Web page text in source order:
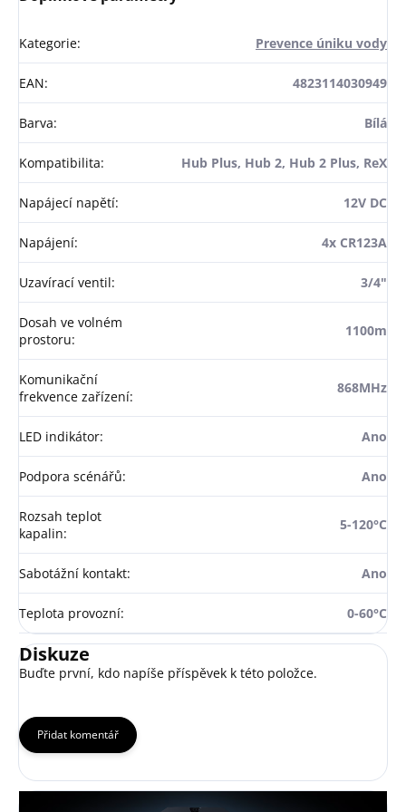
Kategorie: Prevence úniku vody
EAN: 4823114030949
Barva: Bílá
Kompatibilita: Hub Plus, Hub 2, Hub 2 Plus, ReX
Napájecí napětí: 12V DC
Napájení: 4x CR123A
Uzavírací ventil: 3/4"
Dosah ve volném
prostoru:
1100m
Komunikační
frekvence zařízení:
868MHz
LED indikátor: Ano
Podpora scénářů: Ano
Rozsah teplot
kapalin:
5-120°C
Sabotážní kontakt: Ano
Teplota provozní: 0-60°C
Diskuze
Buďte první, kdo napíše příspěvek k této položce.
Přidat komentář